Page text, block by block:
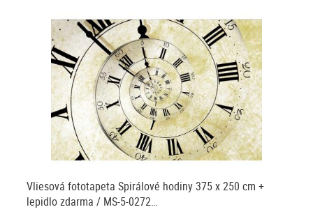
Vliesová fototapeta Spirálové hodiny 375 x 250 cm +
lepidlo zdarma / MS-5-0272…